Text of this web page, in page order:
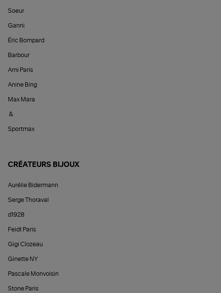
Soeur
Ganni
Éric Bompard
Barbour
Ami Paris
Anine Bing
Max Mara
&
Sportmax
CRÉATEURS BIJOUX
Aurélie Bidermann
Serge Thoraval
d1928
Feidt Paris
Gigi Clozeau
Ginette NY
Pascale Monvoisin
Stone Paris